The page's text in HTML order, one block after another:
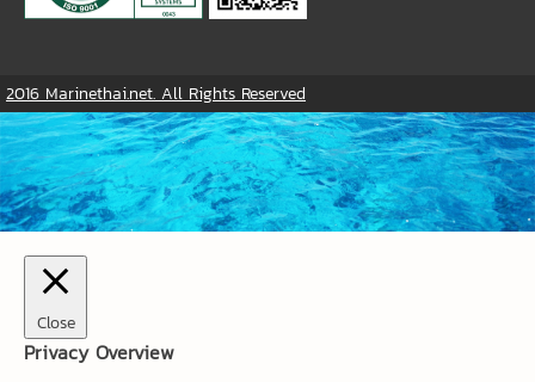
2016 Marinethai.net. All Rights Reserved
Close
Privacy Overview